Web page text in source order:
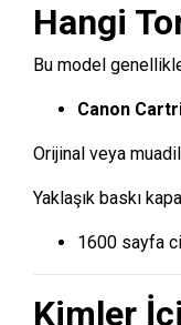
Hangi
Bu model
Canon
Orijinal veya
Yaklaşık baskı
1600 sayfa
Kimler